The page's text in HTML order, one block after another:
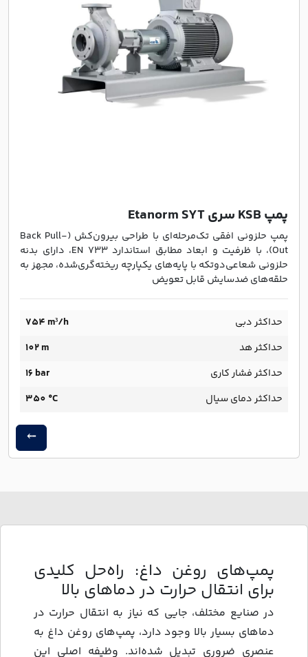
پمپ KSB سری Etanorm SYT
پمپ حلزونی افقی تک‌مرحله‌ای با طراحی بیرون‌کش (Back Pull-
Out)، با ظرفیت و ابعاد مطابق استاندارد EN 733، دارای بدنه
حلزونی شعاعی‌دو‌تکه با پایه‌های یکپارچه ریخته‌گری‌شده، مجهز به
حلقه‌های ضدسایش قابل تعویض
حداکثر دبی
754 m³/h
حداکثر هد
102 m
حداکثر فشار کاری
16 bar
حداکثر دمای سیال
350 °C
پمپ‌های روغن داغ: راه‌حل کلیدی
برای انتقال حرارت در دماهای بالا
در صنایع مختلف، جایی که نیاز به انتقال حرارت در
دماهای بسیار بالا وجود دارد، پمپ‌های روغن داغ به
عنصری ضروری تبدیل شده‌اند. وظیفه اصلی این